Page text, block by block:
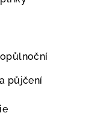
půjčení